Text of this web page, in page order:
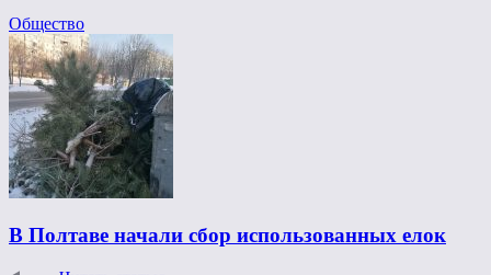
Общество
В Полтаве начали сбор использованных елок